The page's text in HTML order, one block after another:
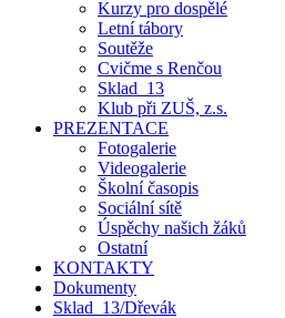
Kurzy pro dospělé
Letní tábory
Soutěže
Cvičme s Renčou
Sklad_13
Klub při ZUŠ, z.s.
PREZENTACE
Fotogalerie
Videogalerie
Školní časopis
Sociální sítě
Úspěchy našich žáků
Ostatní
KONTAKTY
Dokumenty
Sklad_13/Dřevák